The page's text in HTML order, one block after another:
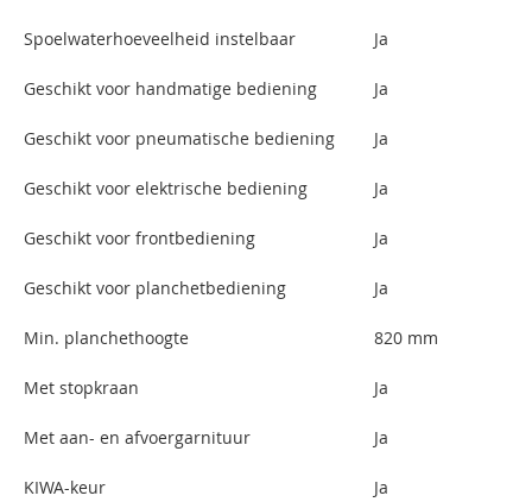
Spoelwaterhoeveelheid instelbaar Ja
Geschikt voor handmatige bediening Ja
Geschikt voor pneumatische bediening Ja
Geschikt voor elektrische bediening Ja
Geschikt voor frontbediening Ja
Geschikt voor planchetbediening Ja
Min. planchethoogte 820 mm
Met stopkraan Ja
Met aan- en afvoergarnituur Ja
KIWA-keur Ja